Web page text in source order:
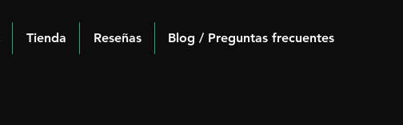
Tienda Reseñas Blog / Preguntas frecuentes